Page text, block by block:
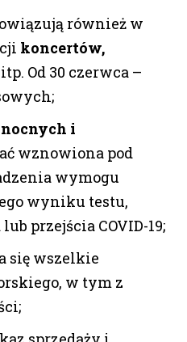
również w
koncertów,
itp. Od 30 czerwca –
i
wznowiona pod
wymogu
wyniku testu,
przejścia COVID-19;
się wszelkie
w tym z